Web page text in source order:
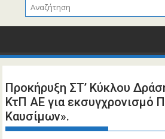
Προκήρυξη ΣΤ’ Κύκλου
ΚτΠ ΑΕ για εκσυγχρονισμό
Καυσίμων».